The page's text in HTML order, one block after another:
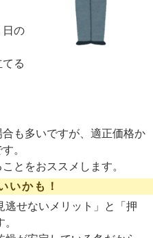
日の
る
も多いですが、適正価格か
。
とをおススメします。
いかも！
逃せないメリット」と「押